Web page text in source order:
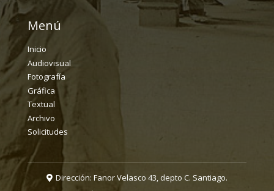
Menú
Inicio
Audiovisual
Fotografía
Gráfica
Textual
Archivo
Solicitudes
Dirección: Fanor Velasco 43, depto C. Santiago.